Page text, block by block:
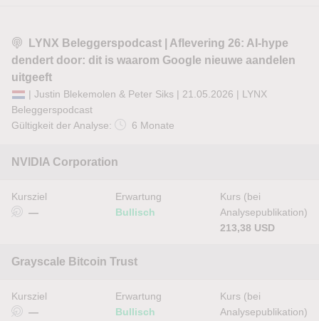
LYNX Beleggerspodcast | Aflevering 26: AI-hype
dendert door: dit is waarom Google nieuwe aandelen
uitgeeft
| Justin Blekemolen & Peter Siks | 21.05.2026 | LYNX
Beleggerspodcast
Gültigkeit der Analyse:
6 Monate
NVIDIA Corporation
Kursziel
—
Erwartung
Bullisch
Kurs (bei
Analysepublikation)
213,38 USD
Grayscale Bitcoin Trust
Kursziel
—
Erwartung
Bullisch
Kurs (bei
Analysepublikation)